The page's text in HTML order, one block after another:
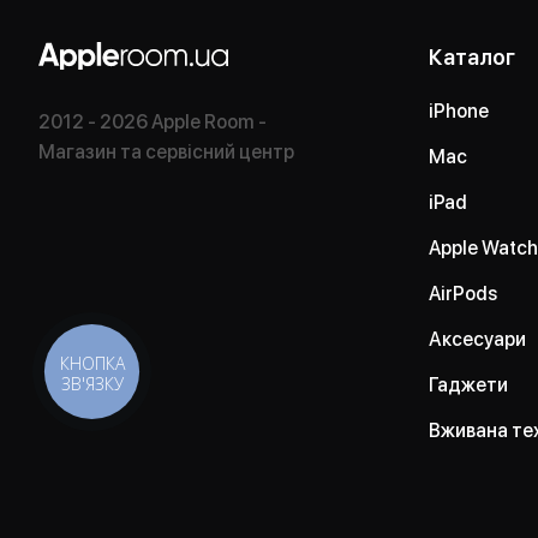
2012 - 2026 Apple Room -
Магазин та сервісний центр
Каталог
iPhone
Mac
iPad
Apple Watch
AirPods
Аксесуари
Гаджети
Вживана
КНОПКА
ЗВ'ЯЗКУ